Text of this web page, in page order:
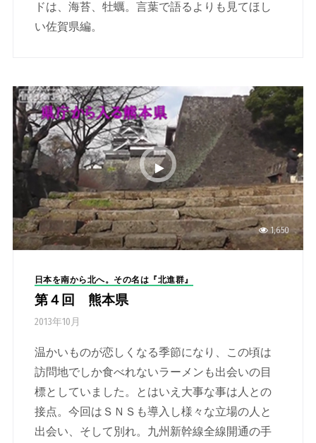
ドは、海苔、牡蠣。言葉で語るよりも見てほし
い佐賀県編。
1,650
日本を南から北へ。その名は『北進群』
第４回 熊本県
2013年10月
温かいものが恋しくなる季節になり、この頃は
訪問地でしか食べれないラーメンも出会いの目
標としていました。とはいえ大事な事は人との
接点。今回はＳＮＳも導入し様々な立場の人と
出会い、そして別れ。九州新幹線全線開通の手